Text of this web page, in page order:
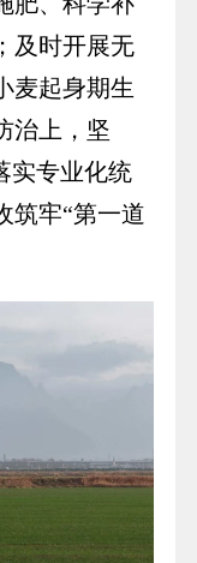
及时开展无
麦起身期生
治上，坚
实专业化统
筑牢“第一道